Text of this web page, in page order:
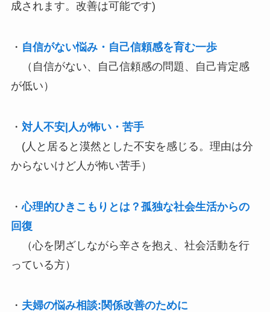
成されます。改善は可能です)
・ 自信がない悩み・自己信頼感を育む一歩
（自信がない、自己信頼感の問題、自己肯定感
が低い）
・ 対人不安|人が怖い・苦手
(人と居ると漠然とした不安を感じる。理由は分
からないけど人が怖い苦手）
・心理的ひきこもりとは？孤独な社会生活からの
回復
（心を閉ざしながら辛さを抱え、社会活動を行
っている方）
・ 夫婦の悩み相談:関係改善のために